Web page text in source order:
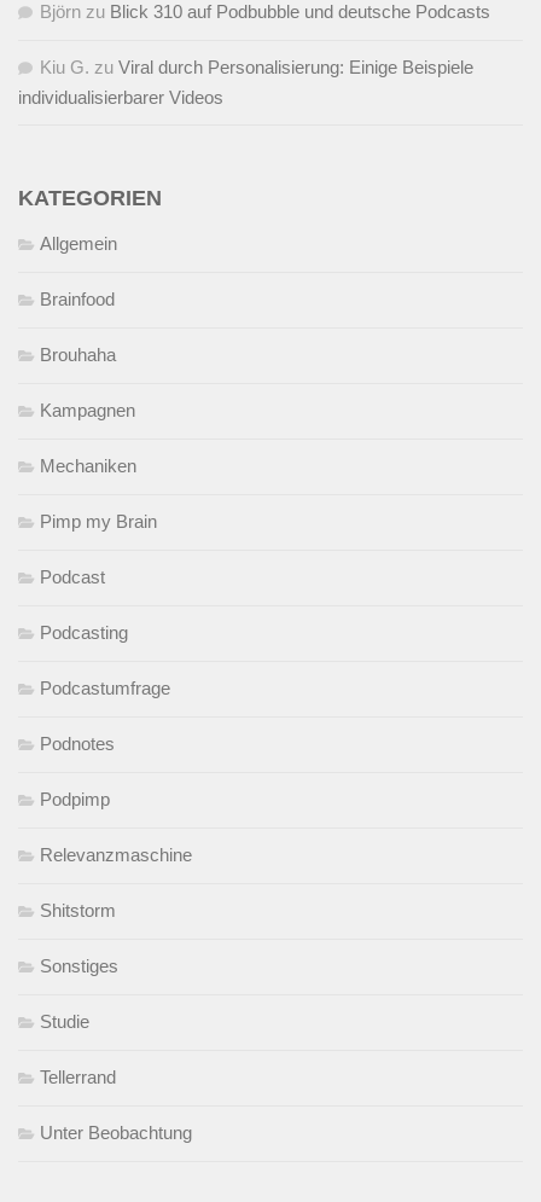
Björn zu Blick 310 auf Podbubble und deutsche Podcasts
Kiu G. zu Viral durch Personalisierung: Einige Beispiele
individualisierbarer Videos
KATEGORIEN
Allgemein
Brainfood
Brouhaha
Kampagnen
Mechaniken
Pimp my Brain
Podcast
Podcasting
Podcastumfrage
Podnotes
Podpimp
Relevanzmaschine
Shitstorm
Sonstiges
Studie
Tellerrand
Unter Beobachtung